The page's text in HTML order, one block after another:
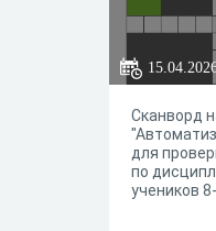
Сканворд
для
по
учеников